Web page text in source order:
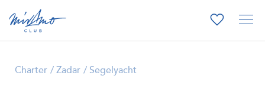
Charter Zadar Segelyacht